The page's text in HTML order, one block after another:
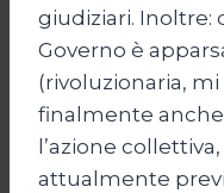
giudiziari. Inoltre:
Governo è
(rivoluzionaria,
finalmente anche
l’azione collettiva,
attualmente